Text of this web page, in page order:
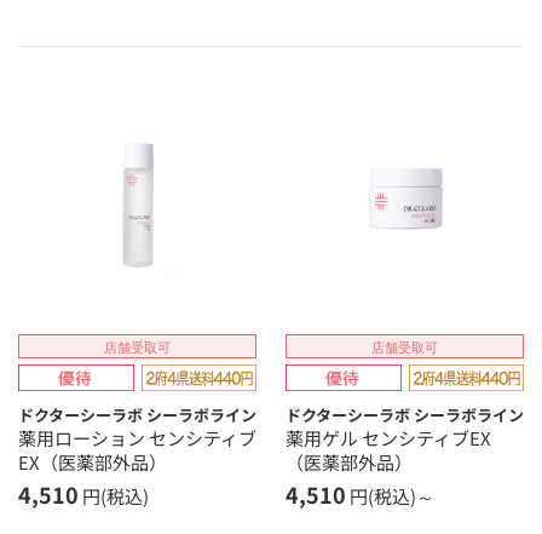
店舗受取可
ドクターシーラボ シーラボライン
薬用ローション センシティブ
EX（医薬部外品）
4,510 円(税込)
店舗受取可
ドクターシーラボ シーラボライン
薬用ゲル センシティブEX
（医薬部外品）
4,510 円(税込)～